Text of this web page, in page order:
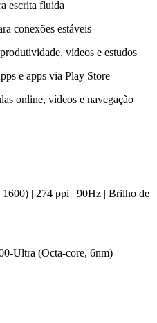
escrita fluida
conexões estáveis
vídeos e estudos
e apps via Play Store
online, vídeos e navegação
| 274 ppi | 90Hz | Brilho de
Ultra (Octa-core, 6nm)